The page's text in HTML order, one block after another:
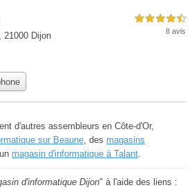
21000 Dijon
4,5 étoiles sur 5
8 avis
d'autres assembleurs en Côte-d'Or,
sur Beaune , des magasins
un magasin d'informatique à Talant
d'informatique Dijon" à l'aide des liens :